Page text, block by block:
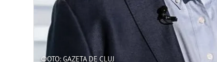
ФОТО: GAZETA DE CLUJ